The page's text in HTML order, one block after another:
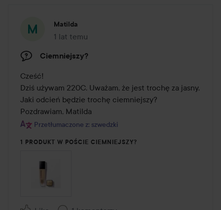
Matilda
1 lat temu
Post został utworzony 1 lat temu
Ciemniejszy?
Cześć!
Dziś używam 220C. Uważam, że jest trochę za jasny.
Jaki odcień będzie trochę ciemniejszy?
Pozdrawiam, Matilda
Przetłumaczone z: szwedzki
1 PRODUKT W POŚCIE CIEMNIEJSZY?